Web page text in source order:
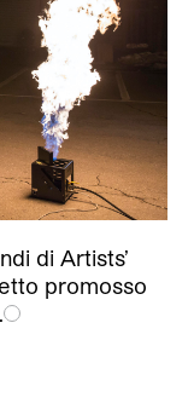
di Artists’
promosso